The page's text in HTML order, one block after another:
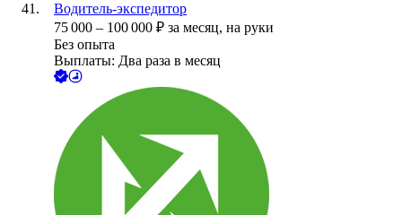
Водитель-экспедитор
75 000 – 100 000 ₽ за месяц, на руки
Без опыта
Выплаты: Два раза в месяц